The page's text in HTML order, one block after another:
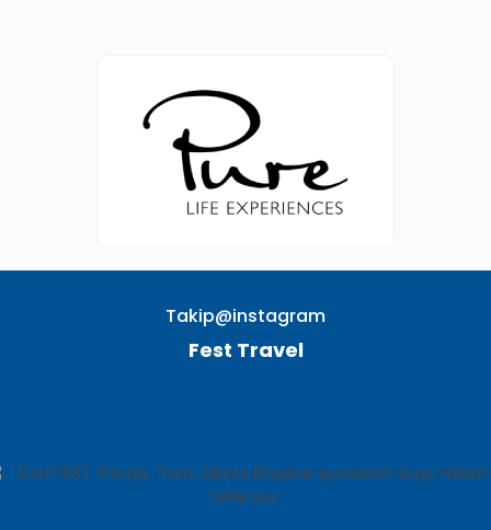
Takip@instagram
Fest Travel